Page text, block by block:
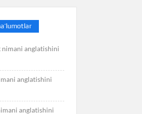
anglatishini
anglatishini
anglatishini